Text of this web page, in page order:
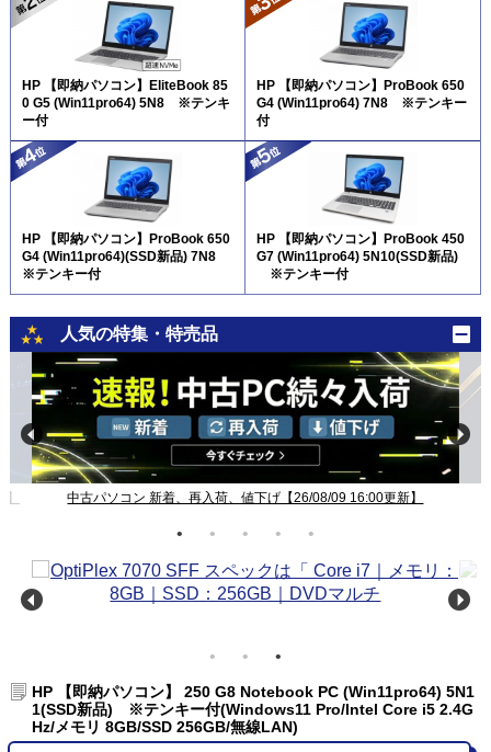
HP 【即納パソコン】EliteBook 85
0 G5 (Win11pro64) 5N8 ※テンキ
ー付
HP 【即納パソコン】ProBook 650
G4 (Win11pro64) 7N8 ※テンキー
付
HP 【即納パソコン】ProBook 650
G4 (Win11pro64)(SSD新品) 7N8
※テンキー付
HP 【即納パソコン】ProBook 450
G7 (Win11pro64) 5N10(SSD新品)
※テンキー付
人気の特集・特売品
中古パソコン 新着、再入荷、値下げ【26/08/09 16:00更新】
HP 【即納パソコン】 250 G8 Notebook PC (Win11pro64) 5N1
1(SSD新品) ※テンキー付(Windows11 Pro/Intel Core i5 2.4G
Hz/メモリ 8GB/SSD 256GB/無線LAN)